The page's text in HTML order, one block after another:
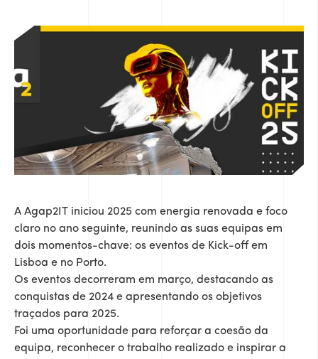
A Agap2IT iniciou 2025 com energia renovada e foco
claro no ano seguinte, reunindo as suas equipas em
dois momentos-chave: os eventos de Kick-off em
Lisboa e no Porto.
Os eventos decorreram em março, destacando as
conquistas de 2024 e apresentando os objetivos
traçados para 2025.
Foi uma oportunidade para reforçar a coesão da
equipa, reconhecer o trabalho realizado e inspirar a